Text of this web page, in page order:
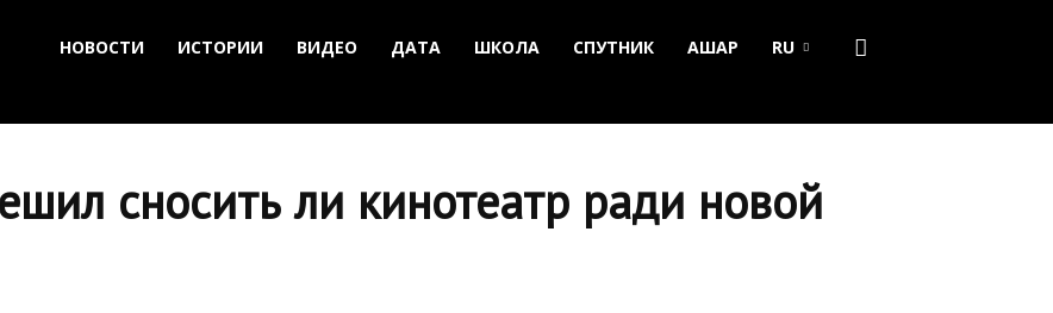
НОВОСТИ ИСТОРИИ ВИДЕО ДАТА ШКОЛА СПУТНИК АШАР RU
сносить ли кинотеатр ради новой